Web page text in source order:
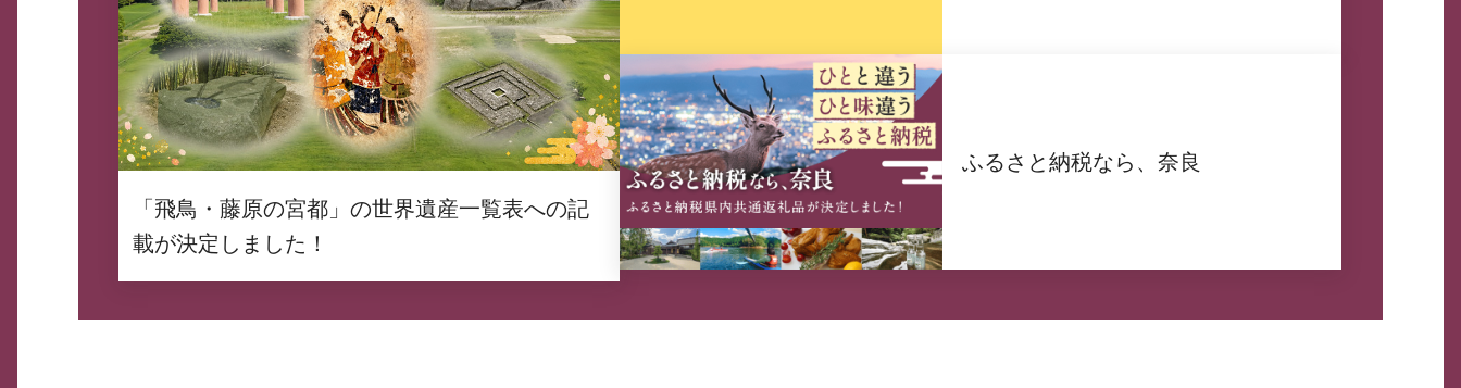
「飛鳥・藤原の宮都」の世界遺産一覧表への記
載が決定しました！
ふるさと納税なら、奈良